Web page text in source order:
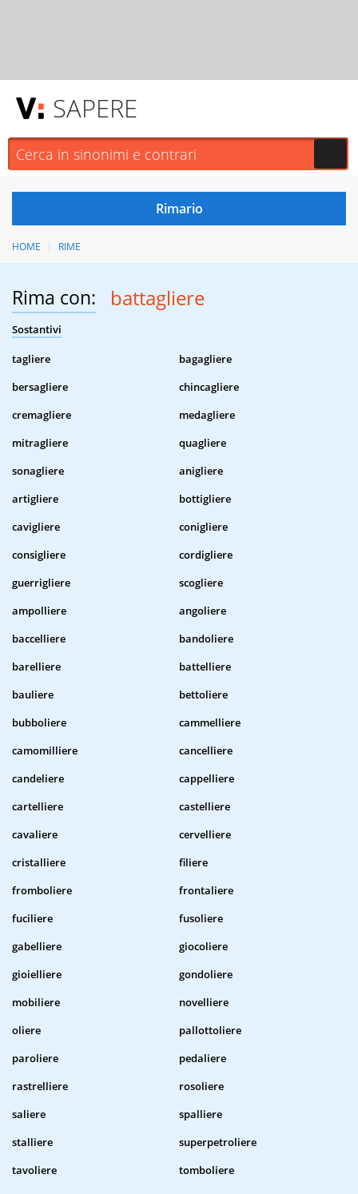
SAPERE
HOME RIME
Rima con: battagliere
Sostantivi
tagliere
bagagliere
bersagliere
chincagliere
cremagliere
medagliere
mitragliere
quagliere
sonagliere
anigliere
artigliere
bottigliere
cavigliere
conigliere
consigliere
cordigliere
guerrigliere
scogliere
ampolliere
angoliere
baccelliere
bandoliere
barelliere
battelliere
bauliere
bettoliere
bubboliere
cammelliere
camomilliere
cancelliere
candeliere
cappelliere
cartelliere
castelliere
cavaliere
cervelliere
cristalliere
filiere
fromboliere
frontaliere
fuciliere
fusoliere
gabelliere
giocoliere
gioielliere
gondoliere
mobiliere
novelliere
oliere
pallottoliere
paroliere
pedaliere
rastrelliere
rosoliere
saliere
spalliere
stalliere
superpetroliere
tavoliere
tomboliere